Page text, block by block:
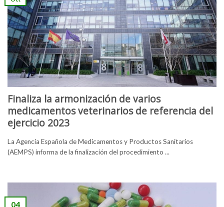
Finaliza la armonización de varios
medicamentos veterinarios de referencia del
ejercicio 2023
La Agencia Española de Medicamentos y Productos Sanitarios
(AEMPS) informa de la finalización del procedimiento ...
04